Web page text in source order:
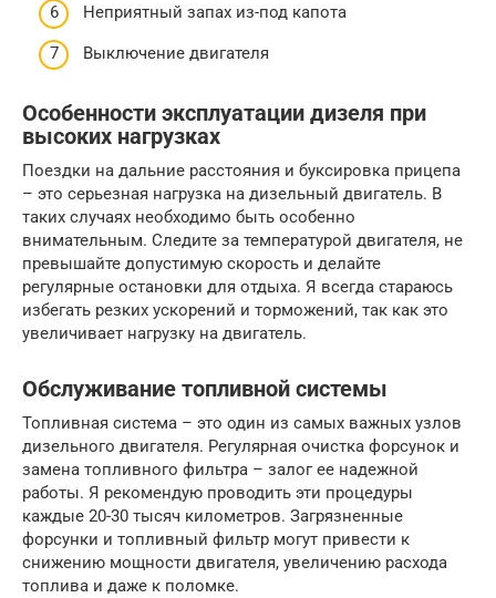
Неприятный запах из-под капота
Выключение двигателя
Особенности эксплуатации дизеля при
высоких нагрузках
Поездки на дальние расстояния и буксировка прицепа
– это серьезная нагрузка на дизельный двигатель. В
таких случаях необходимо быть особенно
внимательным. Следите за температурой двигателя, не
превышайте допустимую скорость и делайте
регулярные остановки для отдыха. Я всегда стараюсь
избегать резких ускорений и торможений, так как это
увеличивает нагрузку на двигатель.
Обслуживание топливной системы
Топливная система – это один из самых важных узлов
дизельного двигателя. Регулярная очистка форсунок и
замена топливного фильтра – залог ее надежной
работы. Я рекомендую проводить эти процедуры
каждые 20-30 тысяч километров. Загрязненные
форсунки и топливный фильтр могут привести к
снижению мощности двигателя, увеличению расхода
топлива и даже к поломке.